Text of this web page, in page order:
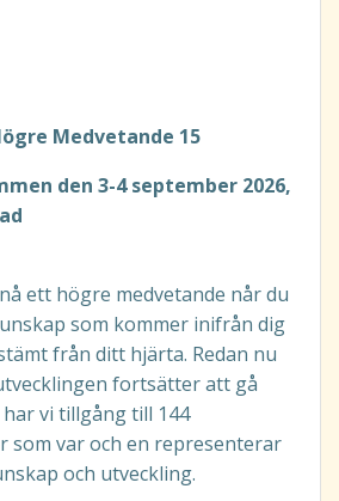
Medvetande 15
den 3-4 september 2026,
ett högre medvetande når du
som kommer inifrån dig
från ditt hjärta. Redan nu
fortsätter att gå
vi tillgång till 144
som var och en representerar
och utveckling.